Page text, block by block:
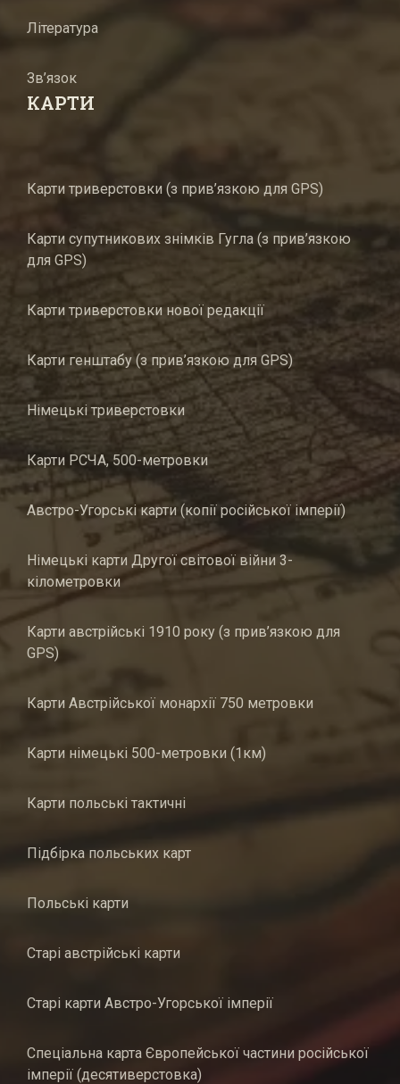
Література
Зв’язок
КАРТИ
Карти триверстовки (з прив’язкою для GPS)
Карти супутникових знімків Гугла (з прив’язкою
для GPS)
Карти триверстовки нової редакції
Карти генштабу (з прив’язкою для GPS)
Німецькі триверстовки
Карти РСЧА, 500-метровки
Австро-Угорські карти (копії російської імперії)
Німецькі карти Другої світової війни 3-
кілометровки
Карти австрійські 1910 року (з прив’язкою для
GPS)
Карти Австрійської монархії 750 метровки
Карти німецькі 500-метровки (1км)
Карти польські тактичні
Підбірка польських карт
Польські карти
Старі австрійські карти
Старі карти Австро-Угорської імперії
Спеціальна карта Європейської частини російської
імперії (десятиверстовка)